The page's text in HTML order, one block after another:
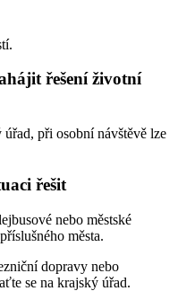
řešení životní
při osobní návštěvě lze
řešit
nebo městské
města.
dopravy nebo
se na krajský úřad.